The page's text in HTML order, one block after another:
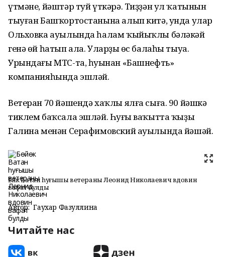
үтмәне, йәштәр туй үткәрә. Тиҙҙән ул ҡатынын
тыуған Башҡортостанына алып китә, унда улар
Ольховка ауылында һалам ҡыйыҡлы бәләкәй
генә өй һатып ала. Уларҙың өс балаһы тыуа.
Урындағы МТС-та, һуңынан «Башнефть»
компанияһында эшләй.
Ветеран 70 йәшендә хаҡлы ялға сыға. 90 йәшкә
тиклем баҡсала эшләй. Һуңғы ваҡытта ҡыҙы
Галина менән Серафимовский ауылында йәшәй.
Бөйөк Ватан һуғышы ветераны Леонид Николаевич вдовин
вафат булды
Автор: Гаухар Фазуллина
Читайте нас